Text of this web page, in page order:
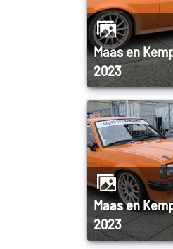
Maas en Kempen rit
2023
Maas en Kempen rit
2023